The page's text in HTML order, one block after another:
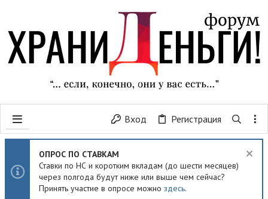
Вход Регистрация
ОПРОС ПО СТАВКАМ
Ставки по НС и коротким вкладам (до шести месяцев)
через полгода будут ниже или выше чем сейчас?
Принять участие в опросе можно здесь.